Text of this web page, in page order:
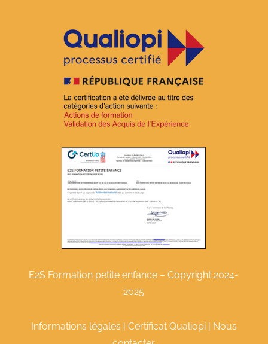
E2S Formation petite enfance – Copyright 2024-
2025
Informations légales | Certificat Qualiopi| Nous